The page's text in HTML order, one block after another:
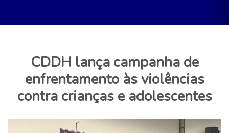
CDDH lança campanha de
enfrentamento às violências
contra crianças e adolescentes